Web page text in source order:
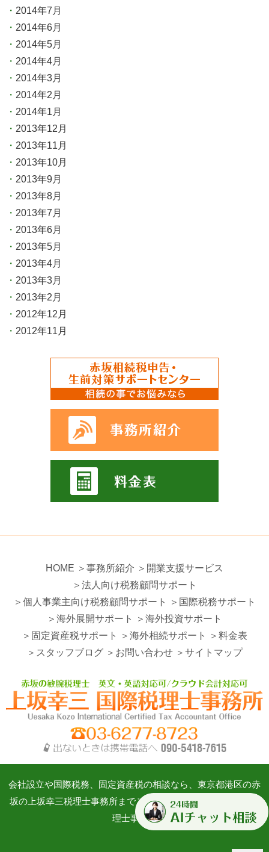
2014年7月
2014年6月
2014年5月
2014年4月
2014年3月
2014年2月
2014年1月
2013年12月
2013年11月
2013年10月
2013年9月
2013年8月
2013年7月
2013年6月
2013年5月
2013年4月
2013年3月
2013年2月
2012年12月
2012年11月
HOME ＞事務所紹介 ＞開業支援サービス
＞法人向け税務顧問サポート
＞個人事業主向け税務顧問サポート
＞国際税務サポート
＞海外展開サポート
＞海外投資サポート
＞固定資産税サポート
＞海外相続サポート
＞料金表
＞スタッフブログ ＞お問い合わせ ＞サイトマップ
会社設立や国際税務、固定資産税の相談なら、東京都港区の赤
坂の上坂幸三税理士事務所までご相談ください。©上坂幸三税
理士事務所